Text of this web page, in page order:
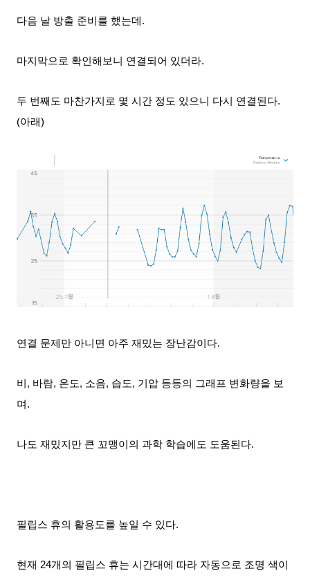
다음 날 방출 준비를 했는데.
마지막으로 확인해보니 연결되어 있더라.
두 번째도 마찬가지로 몇 시간 정도 있으니 다시 연결된다.
(아래)
연결 문제만 아니면 아주 재밌는 장난감이다.
비, 바람, 온도, 소음, 습도, 기압 등등의 그래프 변화량을 보
며.
나도 재밌지만 큰 꼬맹이의 과학 학습에도 도움된다.
필립스 휴의 활용도를 높일 수 있다.
현재 24개의 필립스 휴는 시간대에 따라 자동으로 조명 색이